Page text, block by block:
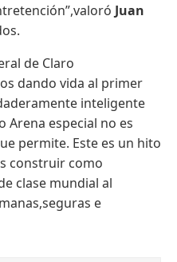
Juan
de Claro
dando vida al primer
inteligente
Arena especial no es
permite. Este es un hito
construir como
clase mundial al
e